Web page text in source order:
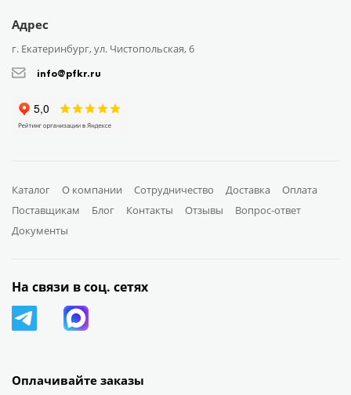
Адрес
г. Екатеринбург, ул. Чистопольская, 6
info@pfkr.ru
Каталог О компании Сотрудничество Доставка
Оплата
Поставщикам
Блог Контакты Отзывы
Вопрос-ответ
Документы
Оплачивайте заказы
На связи в соц. сетях